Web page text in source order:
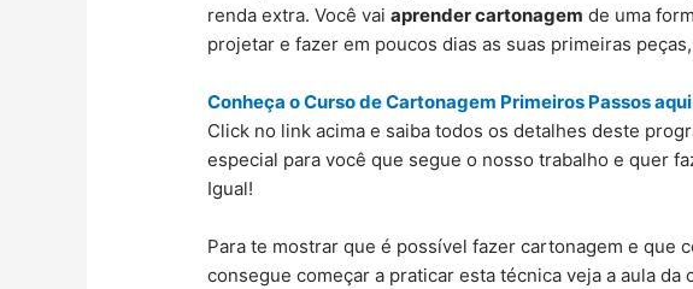
renda extra. Você vaiaprender cartonagem de uma
projetar e fazer em poucos dias as suas primeiras
Conheça o Curso de Cartonagem Primeiros Passos aqui
Click no link acima e saiba todos os detalhes deste
especial para você que segue o nosso trabalho e quer
Igual!
Para te mostrar que é possível fazer cartonagem e que
consegue começar a praticar esta técnica veja a aula da